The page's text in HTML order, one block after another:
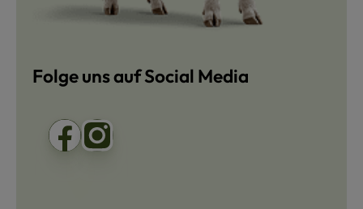
Folge uns auf Social Media